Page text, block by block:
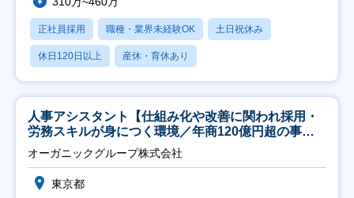
正社員採用 職種・業界未経験OK 土日祝休み
休日120日以上 産休・育休あり
人事アシスタント【仕組み化や改善に関われ採用・
労務スキルが身につく環境／年商120億円超の事業
会社】
オーガニックグループ株式会社
東京都